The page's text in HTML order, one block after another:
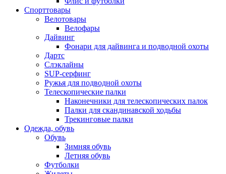
Спорттовары
Велотовары
Велофары
Дайвинг
Фонари для дайвинга и подводной охоты
Дартс
Cлэклайны
SUP-серфинг
Ружья для подводной охоты
Телескопические палки
Наконечники для телескопических палок
Палки для скандинавской ходьбы
Трекинговые палки
Одежда, обувь
Обувь
Зимняя обувь
Летняя обувь
Футболки